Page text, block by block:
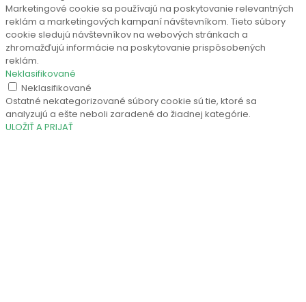
Marketingové cookie sa používajú na poskytovanie relevantných
reklám a marketingových kampaní návštevníkom. Tieto súbory
cookie sledujú návštevníkov na webových stránkach a
zhromažďujú informácie na poskytovanie prispôsobených
reklám.
Neklasifikované
Neklasifikované
Ostatné nekategorizované súbory cookie sú tie, ktoré sa
analyzujú a ešte neboli zaradené do žiadnej kategórie.
ULOŽIŤ A PRIJAŤ